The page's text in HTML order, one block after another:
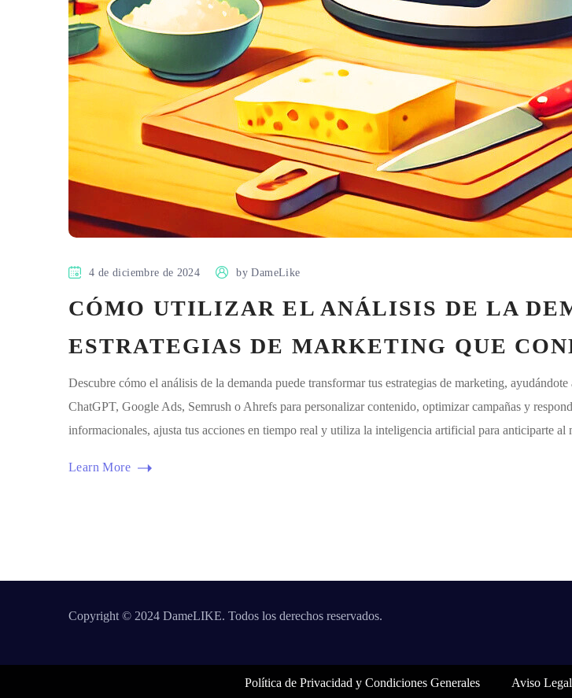
4 de diciembre de 2024 byDameLike
CÓMO UTILIZAR EL ANÁLISIS DE LA
ESTRATEGIAS DE MARKETING QUE
Descubre cómo el análisis de la demanda puede transformar tus estrategias de marketing,
ChatGPT, Google Ads, Semrush o Ahrefs para personalizar contenido, optimizar campañas y
informacionales, ajusta tus acciones en tiempo real y utiliza la inteligencia artificial para anticiparte al
Learn More
Copyright © 2024 DameLIKE. Todos los derechos reservados.
Política de Privacidad y Condiciones Generales Aviso